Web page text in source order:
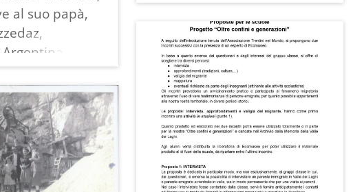
al suo papà,
sua
alla scuola
dove lei
14,5 x10
edificio scolastico ed oggi
biblioteca comunale.
In piedi all'estrema sinistra
della foto vediamo Luigi
Fabbro, nato nel Settembre
del 1919, partito soldato
nella seconda guerra
mondiale; fatto prigioniero
degli inglesi, non è più
tornato, si è costruito una